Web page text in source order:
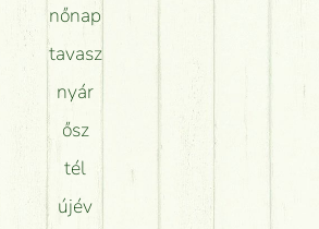
nőnap
tavasz
nyár
ősz
tél
újév